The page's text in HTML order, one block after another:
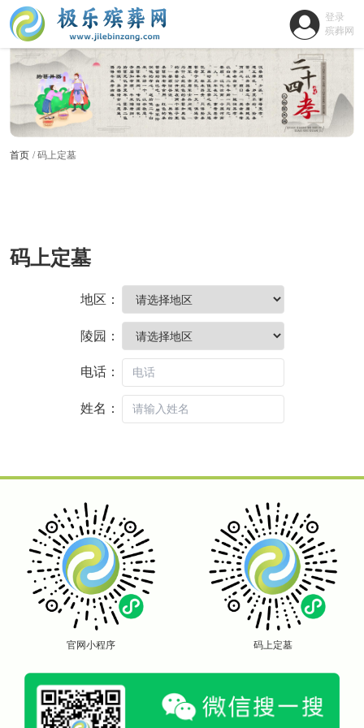
登录
殡葬网
首页 码上定墓
码上定墓
地区：
陵园：
电话：
姓名：
官网小程序 码上定墓